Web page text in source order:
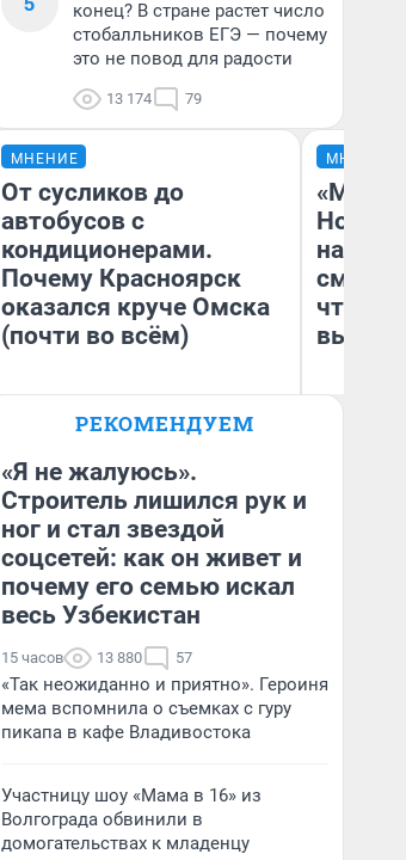
конец? В стране растет число
стобалльников ЕГЭ — почему
это не повод для радости
13 174 79
МНЕНИЕ
От сусликов до
автобусов с
кондиционерами.
Почему Красноярск
оказался круче Омска
(почти во всём)
МНЕНИЕ
«Мы
чтобы
РЕКОМЕНДУЕМ
«Я не жалуюсь».
Строитель лишился рук и
ног и стал звездой
соцсетей: как он живет и
почему его семью искал
весь Узбекистан
15 часов 13 880 57
«Так неожиданно и приятно». Героиня
мема вспомнила о съемках с гуру
пикапа в кафе Владивостока
Участницу шоу «Мама в 16» из
Волгограда обвинили в
домогательствах к младенцу